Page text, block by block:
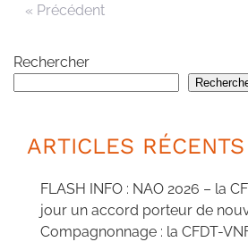
« Précédent
Rechercher
ARTICLES RÉCENTS
FLASH INFO : NAO 2026 – la
jour un accord porteur de
Compagnonnage : la CFDT-